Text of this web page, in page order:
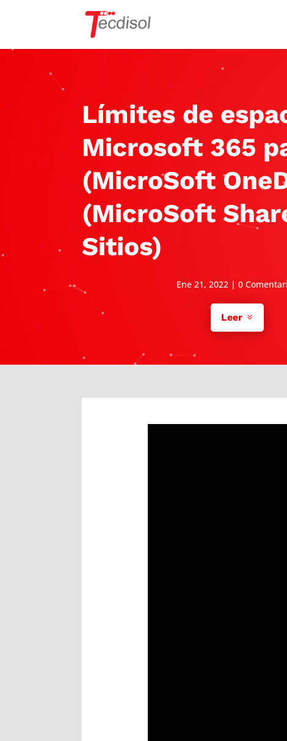
Límites de
Microsoft 365
(MicroSoft
(MicroSoft
Sitios)
Ene 21, 2022 |0
Leer